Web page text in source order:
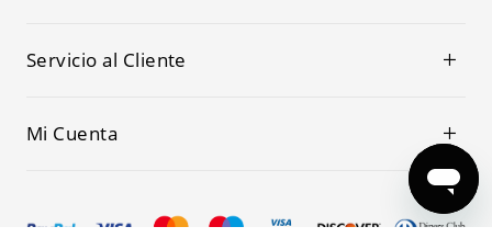
Servicio al Cliente
Mi Cuenta